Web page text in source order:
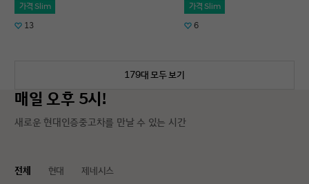
가격 Slim
13
가격 Slim
6
179대 모두 보기
매일 오후 5시!
새로운 현대인증중고차를 만날 수 있는 시간
전체 현대 제네시스